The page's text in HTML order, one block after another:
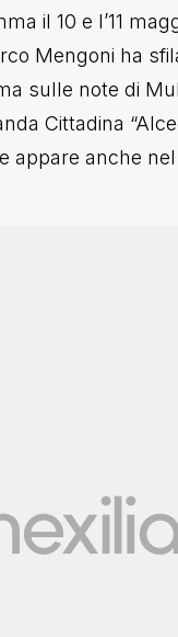
il 10 e l’11
Mengoni ha
sulle note di
Cittadina
appare anche